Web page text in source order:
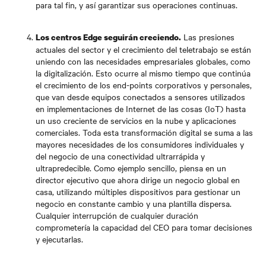
para tal fin, y así garantizar sus operaciones continuas.
Los centros Edge seguirán creciendo. Las presiones
actuales del sector y el crecimiento del teletrabajo se están
uniendo con las necesidades empresariales globales, como
la digitalización. Esto ocurre al mismo tiempo que continúa
el crecimiento de los end-points corporativos y personales,
que van desde equipos conectados a sensores utilizados
en implementaciones de Internet de las cosas (IoT) hasta
un uso creciente de servicios en la nube y aplicaciones
comerciales. Toda esta transformación digital se suma a las
mayores necesidades de los consumidores individuales y
del negocio de una conectividad ultrarrápida y
ultrapredecible. Como ejemplo sencillo, piensa en un
director ejecutivo que ahora dirige un negocio global en
casa, utilizando múltiples dispositivos para gestionar un
negocio en constante cambio y una plantilla dispersa.
Cualquier interrupción de cualquier duración
comprometería la capacidad del CEO para tomar decisiones
y ejecutarlas.